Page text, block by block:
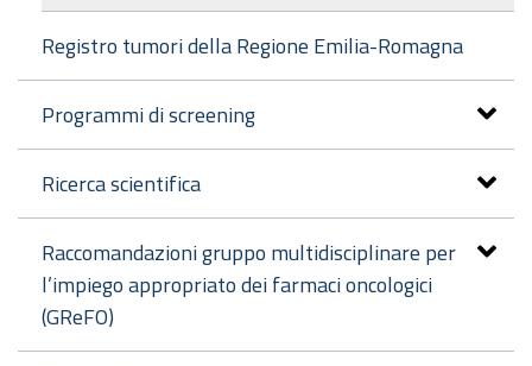
Registro tumori della Regione Emilia-Romagna
Programmi di screening
Ricerca scientifica
Raccomandazioni gruppo multidisciplinare per
l’impiego appropriato dei farmaci oncologici
(GReFO)